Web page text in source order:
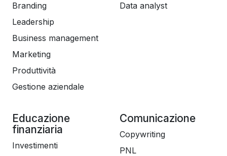
Branding
Leadership
Business management
Marketing
Produttività
Gestione aziendale
Data analyst
Educazione
finanziaria
Investimenti
Comunicazione
Copywriting
PNL